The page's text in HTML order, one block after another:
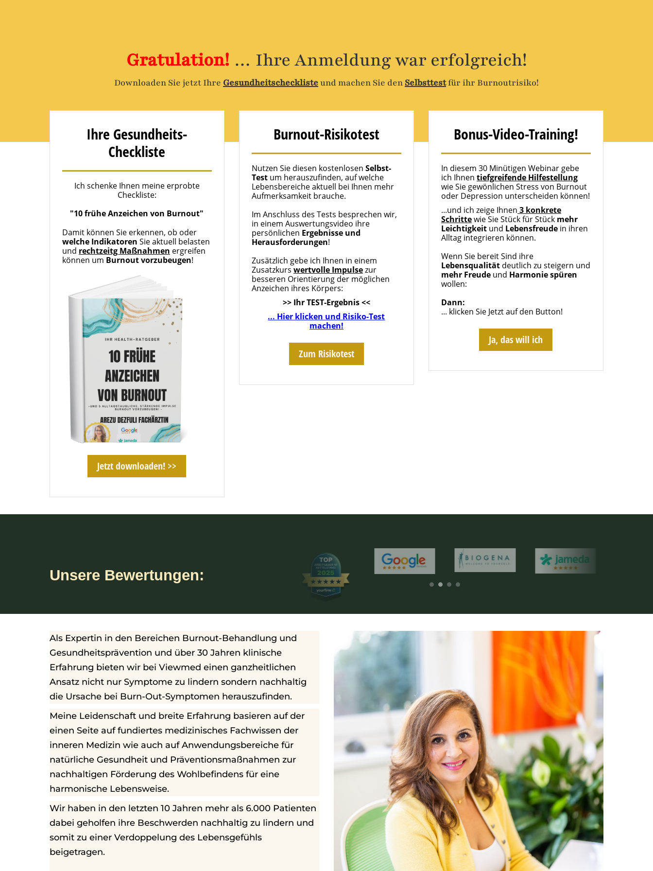
Gratulation! … Ihre Anmeldung war erfolgreich!
Downloaden Sie jetzt Ihre Gesundheitschecklisteund machen Sie den Selbsttestfür ihr Burnoutrisiko!
Ihre Gesundheits-
Checkliste
Ich schenke Ihnen meine erprobte
Checkliste:
"10 frühe Anzeichen von Burnout"
Damit können Sie erkennen, ob oder
welche Indikatoren Sie aktuell belasten
und rechtzeitg Maßnahmen ergreifen
können um Burnout vorzubeugen!
Jetzt downloaden! >>
Burnout-Risikotest
Nutzen Sie diesen kostenlosen Selbst-
Testum herauszufinden, auf welche
Lebensbereiche aktuell bei Ihnen mehr
Aufmerksamkeit brauche.
Im Anschluss des Tests besprechen wir,
in einem Auswertungsvideo ihre
persönlichen Ergebnisse und
Herausforderungen!
Zusätzlich gebe ich Ihnen in einem
Zusatzkurs wertvolle Impulsezur
besseren Orientierung der möglichen
Anzeichen ihres Körpers:
>> Ihr TEST-Ergebnis <<
... Hier klicken und Risiko-Test
machen!
Zum Risikotest
Bonus-Video-Training!
In diesem 30 Minütigen Webinar gebe
ich Ihnen tiefgreifende Hilfestellung
wie Sie gewönlichen Stress von Burnout
oder Depression unterscheiden können!
...und ich zeige Ihnen 3 konkrete
Schrittewie Sie Stück für Stück mehr
Leichtigkeitund Lebensfreudein ihren
Alltag integrieren können.
Wenn Sie bereit Sind ihre
Lebensqualitätdeutlich zu steigern und
mehr Freude und Harmonie spüren
wollen:
Dann:
... klicken Sie Jetzt auf den Button!
Ja, das will ich
Unsere Bewertungen:
Als Expertin in den Bereichen Burnout-Behandlung und
Gesundheitsprävention und über 30 Jahren klinische
Erfahrung bieten wir bei Viewmed einen ganzheitlichen
Ansatz nicht nur Symptome zu lindern sondern nachhaltig
die Ursache bei Burn-Out-Symptomen herauszufinden.
Meine Leidenschaft und breite Erfahrung basieren auf der
einen Seite auf fundiertes medizinisches Fachwissen der
inneren Medizin wie auch auf Anwendungsbereiche für
natürliche Gesundheit und Präventionsmaßnahmen zur
nachhaltigen Förderung des Wohlbefindens für eine
harmonische Lebensweise.
Wir haben in den letzten 10 Jahren mehr als 6.000 Patienten
dabei geholfen ihre Beschwerden nachhaltig zu lindern und
somit zu einer Verdoppelung des Lebensgefühls
beigetragen.